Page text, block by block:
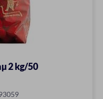
2 kg/50